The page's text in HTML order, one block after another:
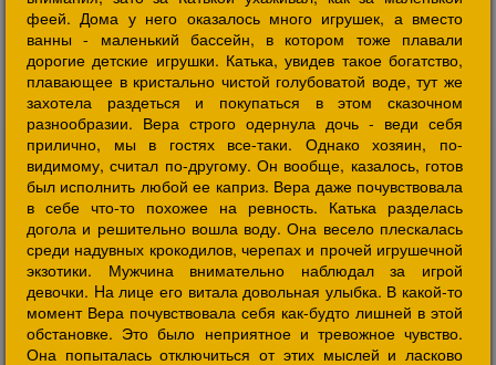
феей. Дома у него оказалось много игрушек, а вместо
ванны - маленький бассейн, в котором тоже плавали
дорогие детские игрушки. Катька, увидев такое богатство,
плавающее в кристально чистой голубоватой воде, тут же
захотела раздеться и покупаться в этом сказочном
разнообразии. Вера строго одернула дочь - веди себя
прилично, мы в гостях все-таки. Однако хозяин, по-
видимому, считал по-другому. Он вообще, казалось, готов
был исполнить любой ее каприз. Вера даже почувствовала
в себе что-то похожее на ревность. Катька разделась
догола и решительно вошла воду. Она весело плескалась
среди надувных крокодилов, черепах и прочей игрушечной
экзотики. Мужчина внимательно наблюдал за игрой
девочки. Hа лице его витала довольная улыбка. В какой-то
момент Вера почувствовала себя как-будто лишней в этой
обстановке. Это было неприятное и тревожное чувство.
Она попыталась отключиться от этих мыслей и ласково